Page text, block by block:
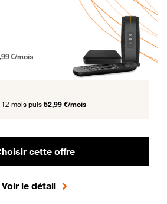
Fibre
12 mois puis 57,99 € par mois, Engagement 12 mois
€/mois
mois puis 52,99 €/mois
cette offre
Voir le détail